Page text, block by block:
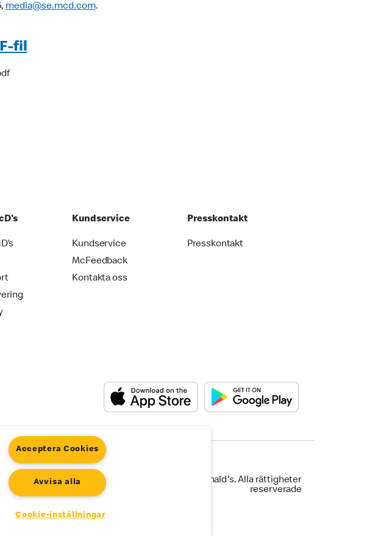
media@se.mcd.com.
fil
Kundservice
Kundservice
McFeedback
Kontakta oss
Presskontakt
Presskontakt
©2025 McDonald's. Alla rättigheter
reserverade
Acceptera Cookies
Avvisa alla
Cookie-inställningar